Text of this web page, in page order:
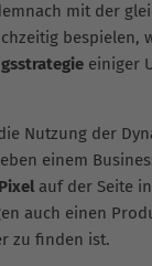
mit der
bespielen,
einiger
Nutzung der
einem
auf der Seite
auch einen
zu finden ist.